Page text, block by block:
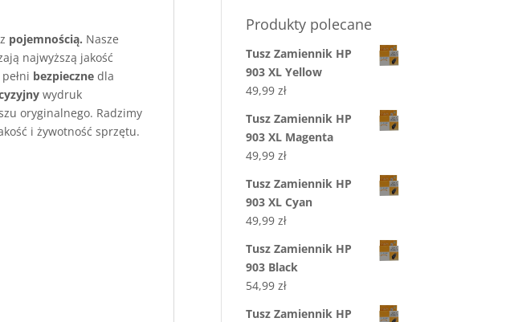
pojemnością. Nasze
najwyższą jakość
bezpieczne dla
wydruk
oryginalnego. Radzimy
i żywotność sprzętu.
Produkty polecane
Tusz Zamiennik HP
903 XL Yellow
49,99zł
Tusz Zamiennik HP
903 XL Magenta
49,99zł
Tusz Zamiennik HP
903 XL Cyan
49,99zł
Tusz Zamiennik HP
903 Black
54,99zł
Tusz Zamiennik HP